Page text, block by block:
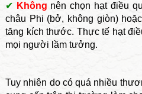
✔ Không nên chọn hạt điều
châu Phi (bở, không giòn)
tăng kích thước. Thực tế hạt
mọi người lầm tưởng.
Tuy nhiên do có quá nhiều